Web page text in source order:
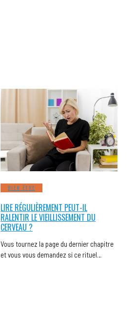
BIEN ÊTRE
LIRE RÉGULIÈREMENT PEUT-IL
RALENTIR LE VIEILLISSEMENT DU
CERVEAU ?
Vous tournez la page du dernier chapitre
et vous vous demandez si ce rituel…